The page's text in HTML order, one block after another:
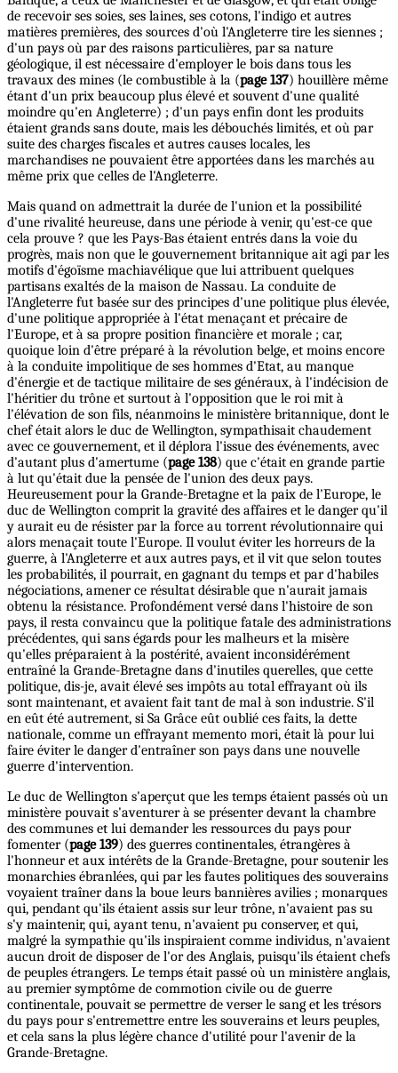
de recevoir ses soies, ses laines, ses cotons, l'indigo et autres
matières premières, des sources d'où l'Angleterre tire les siennes ;
d'un pays où par des raisons particulières, par sa nature
géologique, il est nécessaire d'employer le bois dans tous les
travaux des mines (le combustible à la (page 137) houillère même
étant d'un prix beaucoup plus élevé et souvent d'une qualité
moindre qu'en Angleterre) ; d'un pays enfin dont les produits
étaient grands sans doute, mais les débouchés limités, et où par
suite des charges fiscales et autres causes locales, les
marchandises ne pouvaient être apportées dans les marchés au
même prix que celles de l'Angleterre.
Mais quand on admettrait la durée de l'union et la possibilité
d'une rivalité heureuse, dans une période à venir, qu'est-ce que
cela prouve ? que les Pays-Bas étaient entrés dans la voie du
progrès, mais non que le gouvernement britannique ait agi par les
motifs d'égoïsme machiavélique que lui attribuent quelques
partisans exaltés de la maison de Nassau. La conduite de
l'Angleterre fut basée sur des principes d'une politique plus élevée,
d'une politique appropriée à l'état menaçant et précaire de
l'Europe, et à sa propre position financière et morale ; car,
quoique loin d'être préparé à la révolution belge, et moins encore
à la conduite impolitique de ses hommes d'Etat, au manque
d'énergie et de tactique militaire de ses généraux, à l'indécision de
l'héritier du trône et surtout à l'opposition que le roi mit à
l'élévation de son fils, néanmoins le ministère britannique, dont le
chef était alors le duc de Wellington, sympathisait chaudement
avec ce gouvernement, et il déplora l'issue des événements, avec
d'autant plus d'amertume (page 138) que c'était en grande partie
à lut qu'était due la pensée de l'union des deux pays.
Heureusement pour la Grande-Bretagne et la paix de l'Europe, le
duc de Wellington comprit la gravité des affaires et le danger qu'il
y aurait eu de résister par la force au torrent révolutionnaire qui
alors menaçait toute l'Europe. Il voulut éviter les horreurs de la
guerre, à l'Angleterre et aux autres pays, et il vit que selon toutes
les probabilités, il pourrait, en gagnant du temps et par d'habiles
négociations, amener ce résultat désirable que n'aurait jamais
obtenu la résistance. Profondément versé dans l'histoire de son
pays, il resta convaincu que la politique fatale des administrations
précédentes, qui sans égards pour les malheurs et la misère
qu'elles préparaient à la postérité, avaient inconsidérément
entraîné la Grande-Bretagne dans d'inutiles querelles, que cette
politique, dis-je, avait élevé ses impôts au total effrayant où ils
sont maintenant, et avaient fait tant de mal à son industrie. S'il
en eût été autrement, si Sa Grâce eût oublié ces faits, la dette
nationale, comme un effrayant memento mori, était là pour lui
faire éviter le danger d'entraîner son pays dans une nouvelle
guerre d'intervention.
Le duc de Wellington s'aperçut que les temps étaient passés où un
ministère pouvait s'aventurer à se présenter devant la chambre
des communes et lui demander les ressources du pays pour
fomenter (page 139) des guerres continentales, étrangères à
l'honneur et aux intérêts de la Grande-Bretagne, pour soutenir les
monarchies ébranlées, qui par les fautes politiques des souverains
voyaient traîner dans la boue leurs bannières avilies ; monarques
qui, pendant qu'ils étaient assis sur leur trône, n'avaient pas su
s'y maintenir, qui, ayant tenu, n'avaient pu conserver, et qui,
malgré la sympathie qu'ils inspiraient comme individus, n'avaient
aucun droit de disposer de l'or des Anglais, puisqu'ils étaient chefs
de peuples étrangers. Le temps était passé où un ministère anglais,
au premier symptôme de commotion civile ou de guerre
continentale, pouvait se permettre de verser le sang et les trésors
du pays pour s'entremettre entre les souverains et leurs peuples,
et cela sans la plus légère chance d'utilité pour l'avenir de la
Grande-Bretagne.